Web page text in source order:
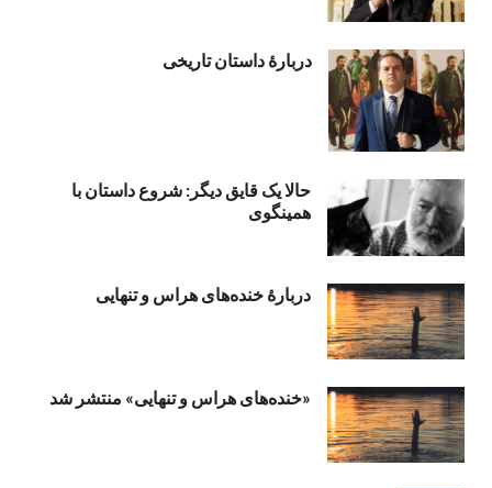
دربارۀ داستان تاریخی
حالا یک قایق دیگر: شروع داستان با
همینگوی
دربارهٔ خنده‌های هراس و تنهایی
«خنده‌های هراس و تنهایی» منتشر شد